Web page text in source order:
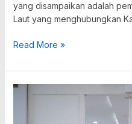
yang disampaikan adalah
Laut yang menghubungkan
Read More »
Warga